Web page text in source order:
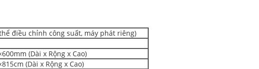
thể điều chỉnh công suất, máy phát riêng)
(Dài x Rộng x Cao)
(Dài x Rộng x Cao)